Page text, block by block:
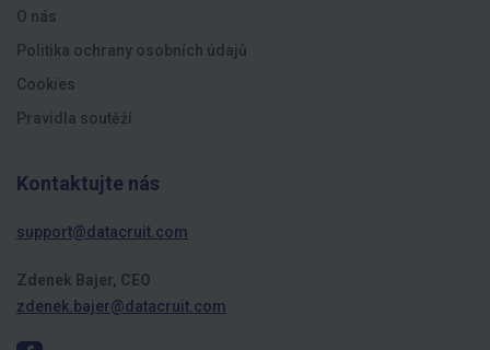
O nás
Politika ochrany osobních údajů
Cookies
Pravidla soutěží
Kontaktujte nás
support@datacruit.com
Zdenek Bajer, CEO
zdenek.bajer@datacruit.com